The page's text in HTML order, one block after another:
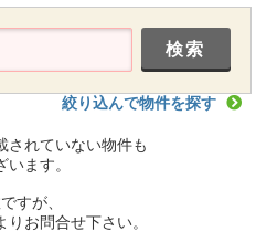
絞り込んで物件を探す
されていない物件も
います。
すが、
お問合せ下さい。